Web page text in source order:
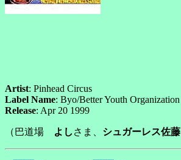
Artist: Pinhead Circus
Label Name: Byo/Better Youth Organization
Release: Apr 20 1999
（巴道場 よし さま、 シュガーレス佐藤